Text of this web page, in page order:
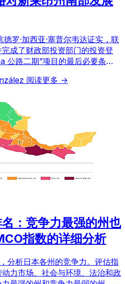
罗·加西亚·塞普尔韦达证实，联
成了财政部投资部门的投资登
公路二期”项目的最后必要条
阅读更多 →
：竞争力最强的州也
指数的详细分析
分析日本各州的竞争力。评估指
力市场、社会与环境、法治和政